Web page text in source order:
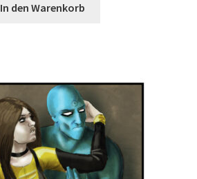
In den Warenkorb